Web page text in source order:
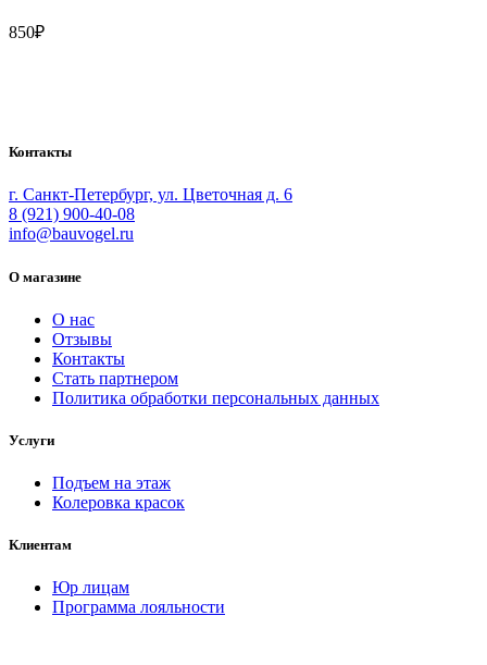
850₽
Контакты
г. Санкт-Петербург, ул. Цветочная д. 6
8 (921) 900-40-08
info@bauvogel.ru
О магазине
О нас
Отзывы
Контакты
Стать партнером
Политика обработки персональных данных
Услуги
Подъем на этаж
Колеровка красок
Клиентам
Юр лицам
Программа лояльности